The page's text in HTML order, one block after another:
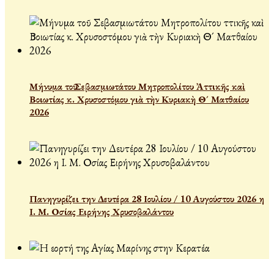
Μήνυμα τοῦ Σεβασμιωτάτου Μητροπολίτου Ἀττικῆς καὶ
Βοιωτίας κ. Χρυσοστόμου γιὰ τὴν Κυριακὴ Θ´ Ματθαίου
2026
Πανηγυρίζει την Δευτέρα 28 Ιουλίου / 10 Αυγούστου 2026 η
Ι. Μ. Οσίας Ειρήνης Χρυσοβαλάντου